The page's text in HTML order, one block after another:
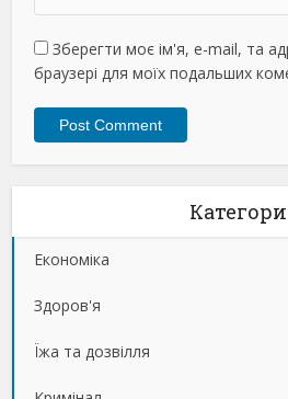
Зберегти моє ім'я, e-mail, та
браузері для моїх подальших
Економіка
Здоров'я
Їжа та дозвілля